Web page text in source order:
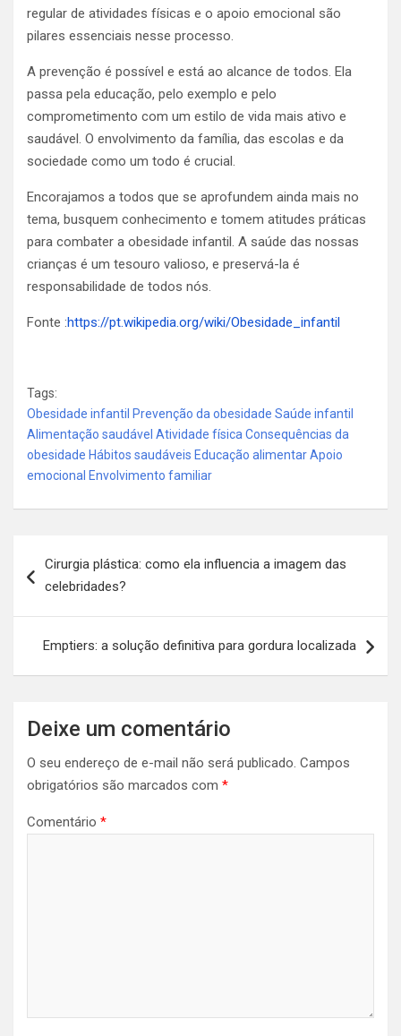
regular de atividades físicas e o apoio emocional são
pilares essenciais nesse processo.
A prevenção é possível e está ao alcance de todos. Ela
passa pela educação, pelo exemplo e pelo
comprometimento com um estilo de vida mais ativo e
saudável. O envolvimento da família, das escolas e da
sociedade como um todo é crucial.
Encorajamos a todos que se aprofundem ainda mais no
tema, busquem conhecimento e tomem atitudes práticas
para combater a obesidade infantil. A saúde das nossas
crianças é um tesouro valioso, e preservá-la é
responsabilidade de todos nós.
Fonte :https://pt.wikipedia.org/wiki/Obesidade_infantil
Tags:
Obesidade infantil Prevenção da obesidade Saúde infantil
Alimentação saudável Atividade física Consequências da
obesidade Hábitos saudáveis Educação alimentar Apoio
emocional Envolvimento familiar
de
Cirurgia plástica: como ela influencia a imagem das
celebridades?
Emptiers: a solução definitiva para gordura localizada
Deixe um comentário
O seu endereço de e-mail não será publicado. Campos
obrigatórios são marcados com *
Comentário *